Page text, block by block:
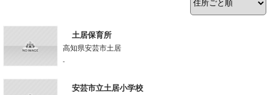
土居保育所
高知県安芸市土居
-
安芸市立土居小学校